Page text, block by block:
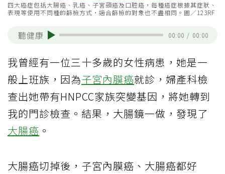
四大癌症包括大腸癌、乳癌、子宮頸癌及口腔癌，每種癌症根據其症狀、
表現等使用不同種的篩檢方式，適合篩檢的對象也不盡相同。圖／123RF
聽健康 00:00 / 00:00
我曾經有一位三十多歲的女性病患，她是一
般上班族，因為子宮內膜癌就診，婦產科檢
查出她帶有HNPCC家族突變基因，將她轉到
我的門診檢查。結果，大腸鏡一做，發現了
大腸癌 。
大腸癌切掉後，子宮內膜癌、大腸癌都好